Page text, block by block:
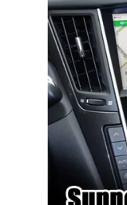
แผนผัง
เว็บไซต์
PRIVACY
POLICY